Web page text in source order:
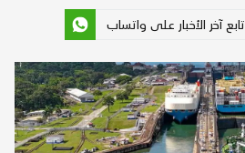
تابع آخر الأخبار على واتساب